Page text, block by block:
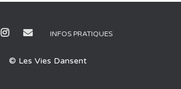
INFOS PRATIQUES
© Les Vies Dansent